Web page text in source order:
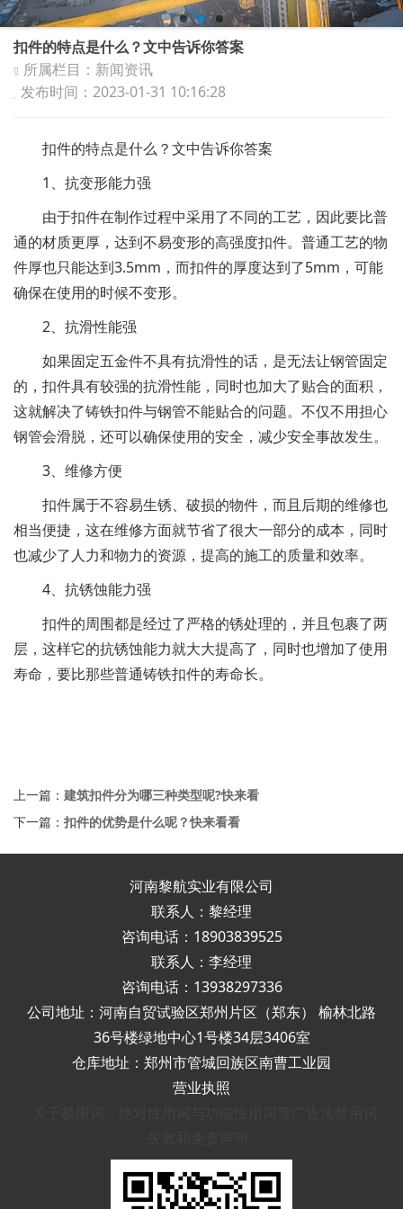
扣件的特点是什么？文中告诉你答案
所属栏目：新闻资讯
发布时间：2023-01-31 10:16:28
扣件的特点是什么？文中告诉你答案
1、抗变形能力强
由于扣件在制作过程中采用了不同的工艺，因此要比普
通的材质更厚，达到不易变形的高强度扣件。普通工艺的物
件厚也只能达到3.5mm，而扣件的厚度达到了5mm，可能
确保在使用的时候不变形。
2、抗滑性能强
如果固定五金件不具有抗滑性的话，是无法让钢管固定
的，扣件具有较强的抗滑性能，同时也加大了贴合的面积，
这就解决了铸铁扣件与钢管不能贴合的问题。不仅不用担心
钢管会滑脱，还可以确保使用的安全，减少安全事故发生。
3、维修方便
扣件属于不容易生锈、破损的物件，而且后期的维修也
相当便捷，这在维修方面就节省了很大一部分的成本，同时
也减少了人力和物力的资源，提高的施工的质量和效率。
4、抗锈蚀能力强
扣件的周围都是经过了严格的锈处理的，并且包裹了两
层，这样它的抗锈蚀能力就大大提高了，同时也增加了使用
寿命，要比那些普通铸铁扣件的寿命长。
上一篇： 建筑扣件分为哪三种类型呢?快来看
下一篇： 扣件的优势是什么呢？快来看看
河南黎航实业有限公司
联系人：黎经理
咨询电话：18903839525
联系人：李经理
咨询电话：13938297336
公司地址：河南自贸试验区郑州片区（郑东） 榆林北路
36号楼绿地中心1号楼34层3406室
仓库地址：郑州市管城回族区南曹工业园
营业执照